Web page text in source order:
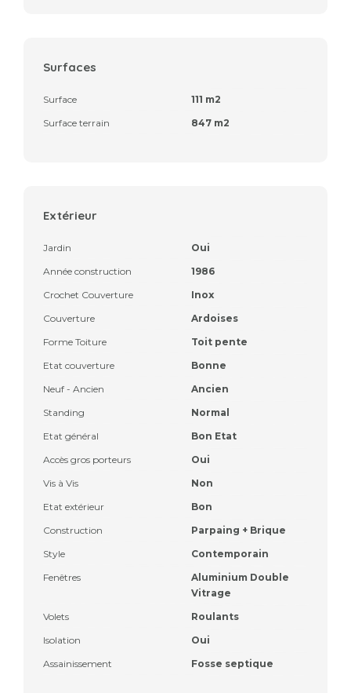
Surfaces
Surface
111 m2
Surface terrain
847 m2
Extérieur
Jardin
Oui
Année construction
1986
Crochet Couverture
Inox
Couverture
Ardoises
Forme Toiture
Toit pente
Etat couverture
Bonne
Neuf - Ancien
Ancien
Standing
Normal
Etat général
Bon Etat
Accès gros porteurs
Oui
Vis à Vis
Non
Etat extérieur
Bon
Construction
Parpaing + Brique
Style
Contemporain
Fenêtres
Aluminium Double
Vitrage
Volets
Roulants
Isolation
Oui
Assainissement
Fosse septique